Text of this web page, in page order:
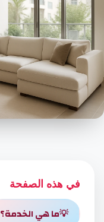
في هذه الصفحة
💡ما هي الخدمة؟